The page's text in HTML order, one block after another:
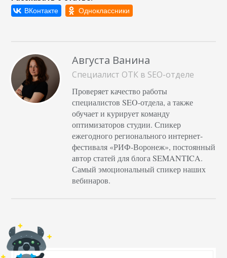
компания надежна и
основательна? Ищите
стабильности и
уверенности.&nbsp; На
уровне подсознания
цветовое решение
программирует
отношение
потребителя…
Августа Ванина
Специалист ОТК в SEO-отделе
Проверяет качество работы
специалистов SEO-отдела, а также
обучает и курирует команду
оптимизаторов студии. Спикер
ежегодного регионального интернет-
фестиваля «РИФ-Воронеж», постоянный
автор статей для блога SEMANTICA.
Самый эмоциональный спикер наших
вебинаров.